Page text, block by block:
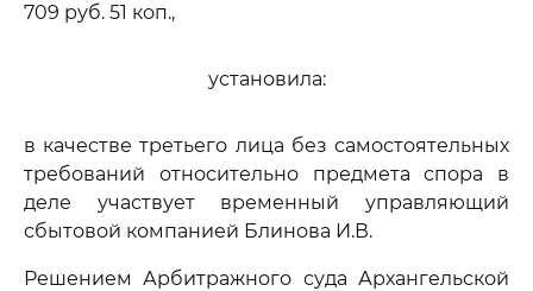
709 руб. 51 коп.,
установила:
в качестве третьего лица без самостоятельных
требований относительно предмета спора в
деле участвует временный управляющий
сбытовой компанией Блинова И.В.
Решением Арбитражного суда Архангельской